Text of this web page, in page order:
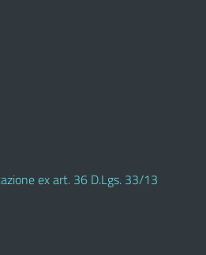
ex art. 36 D.Lgs. 33/13